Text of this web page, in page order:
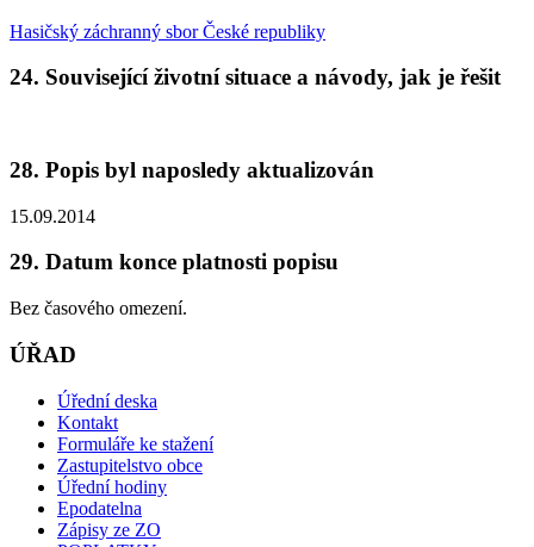
Hasičský záchranný sbor České republiky
24. Související životní situace a návody, jak je řešit
28. Popis byl naposledy aktualizován
15.09.2014
29. Datum konce platnosti popisu
Bez časového omezení.
ÚŘAD
Úřední deska
Kontakt
Formuláře ke stažení
Zastupitelstvo obce
Úřední hodiny
Epodatelna
Zápisy ze ZO